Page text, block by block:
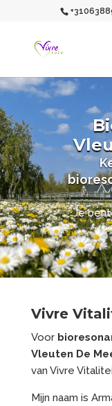
Je
Vivre
Voor
Vleuten De
van Vivre
Mijn naam is